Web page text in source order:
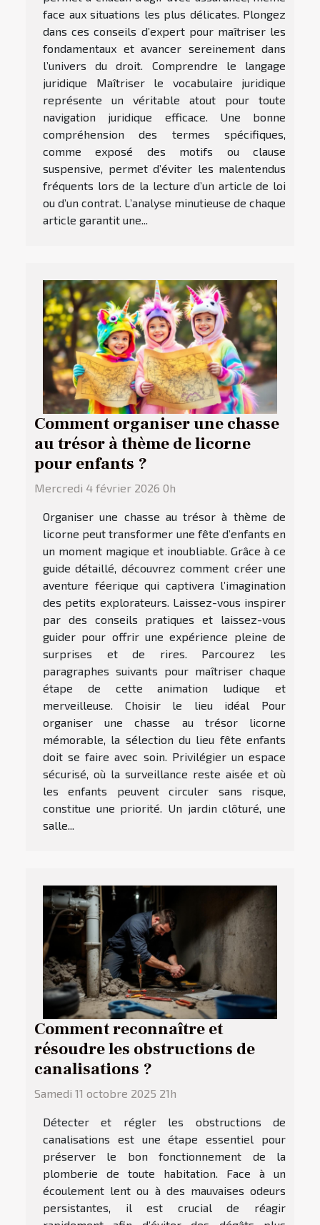
face aux situations les plus délicates. Plongez
dans ces conseils d’expert pour maîtriser les
fondamentaux et avancer sereinement dans
l’univers du droit. Comprendre le langage
juridique Maîtriser le vocabulaire juridique
représente un véritable atout pour toute
navigation juridique efficace. Une bonne
compréhension des termes spécifiques,
comme exposé des motifs ou clause
suspensive, permet d’éviter les malentendus
fréquents lors de la lecture d’un article de loi
ou d’un contrat. L’analyse minutieuse de chaque
article garantit une...
Comment organiser une chasse
au trésor à thème de licorne
pour enfants ?
Mercredi 4 février 2026 0h
Organiser une chasse au trésor à thème de
licorne peut transformer une fête d’enfants en
un moment magique et inoubliable. Grâce à ce
guide détaillé, découvrez comment créer une
aventure féerique qui captivera l’imagination
des petits explorateurs. Laissez-vous inspirer
par des conseils pratiques et laissez-vous
guider pour offrir une expérience pleine de
surprises et de rires. Parcourez les
paragraphes suivants pour maîtriser chaque
étape de cette animation ludique et
merveilleuse. Choisir le lieu idéal Pour
organiser une chasse au trésor licorne
mémorable, la sélection du lieu fête enfants
doit se faire avec soin. Privilégier un espace
sécurisé, où la surveillance reste aisée et où
les enfants peuvent circuler sans risque,
constitue une priorité. Un jardin clôturé, une
salle...
Comment reconnaître et
résoudre les obstructions de
canalisations ?
Samedi 11 octobre 2025 21h
Détecter et régler les obstructions de
canalisations est une étape essentiel pour
préserver le bon fonctionnement de la
plomberie de toute habitation. Face à un
écoulement lent ou à des mauvaises odeurs
persistantes, il est crucial de réagir